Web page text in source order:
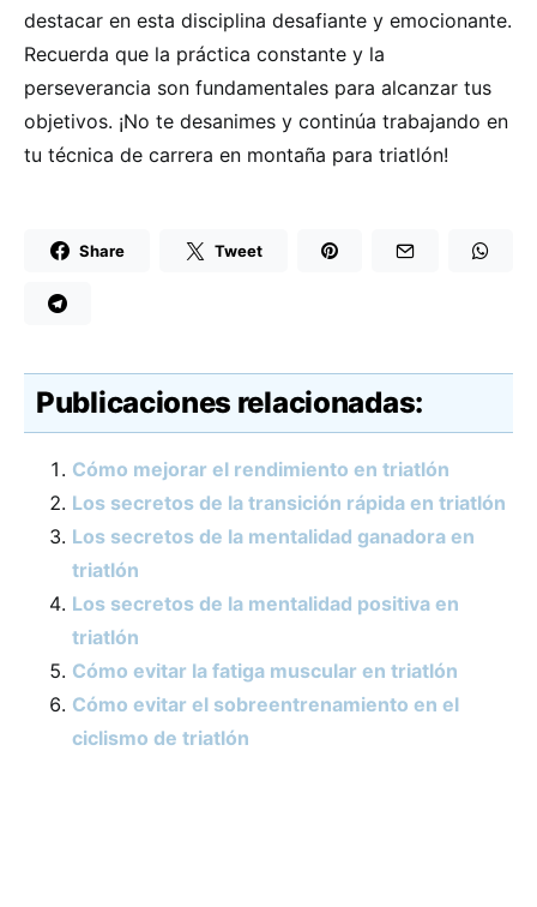
destacar en esta disciplina desafiante y emocionante.
Recuerda que la práctica constante y la
perseverancia son fundamentales para alcanzar tus
objetivos. ¡No te desanimes y continúa trabajando en
tu técnica de carrera en montaña para triatlón!
Share Tweet
Publicaciones relacionadas:
Cómo mejorar el rendimiento en triatlón
Los secretos de la transición rápida en triatlón
Los secretos de la mentalidad ganadora en
triatlón
Los secretos de la mentalidad positiva en
triatlón
Cómo evitar la fatiga muscular en triatlón
Cómo evitar el sobreentrenamiento en el
ciclismo de triatlón